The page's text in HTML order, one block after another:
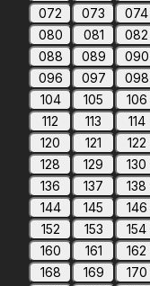
072
073 074
080
081 082
088
089 090
096
097 098
104
105 106
112
113 114
120
121 122
128
129 130
136
137 138
144
145 146
152
153 154
160
161 162
168
169 170